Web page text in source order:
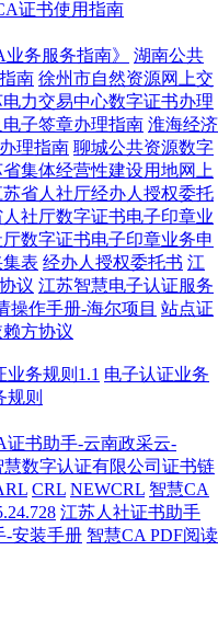
证书使用指南
务服务指南》
湖南公共
南 徐州市自然资源网上交
力交易中心数字证书办理
子签章办理指南 淮海经济
理指南 聊城公共资源数字
集体经营性建设用地网上
苏省人社厅经办人授权委托
社厅数字证书电子印章业
数字证书电子印章业务申
表 经办人授权委托书 江
议 江苏智慧电子认证服务
操作手册-海尔项目 站点证
方协议
业务规则1.1 电子认证业务
规则
证书助手-云南政采云-
慧数字认证有限公司证书链
CRL NEWCRL 智慧CA
江苏人社证书助手
-安装手册 智慧CA PDF阅读